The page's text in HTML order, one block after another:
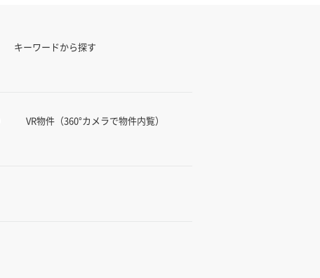
キーワードから探す
VR物件（360°カメラで物件内覧）